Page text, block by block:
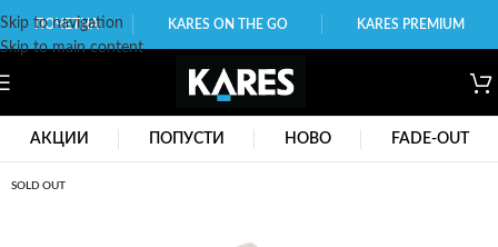
Skip to navigation
Skip to main content
ПОЧЕТНА KARES ON THE GO KARES PREMIUM
АКЦИИ ПОПУСТИ НОВО FADE-OUT
SOLD OUT